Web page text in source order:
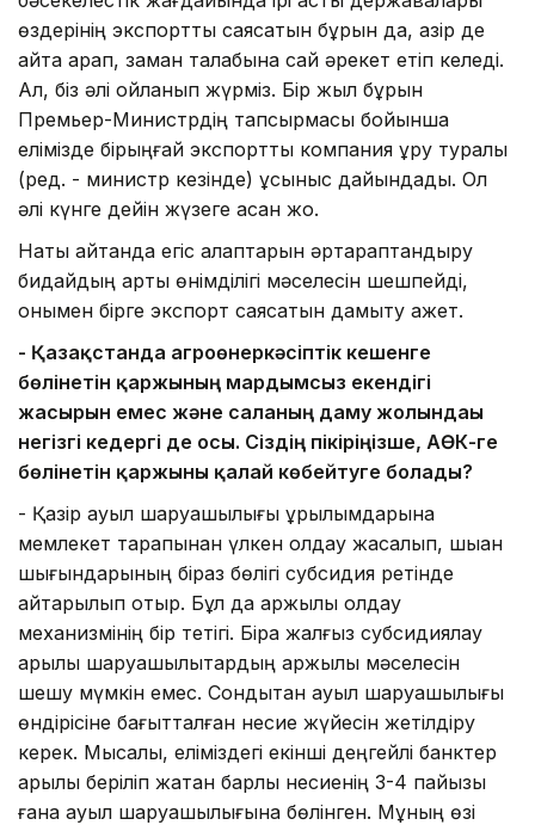
өздерінің экспорттық саясатын бұрын да, қазір де
қайта қарап, заман талабына сай әрекет етіп келеді.
Ал, біз әлі ойланып жүрміз. Бір жыл бұрын
Премьер-Министрдің тапсырмасы бойынша
елімізде бірыңғай экспорттық компания құру туралы
(ред. - министр кезінде) ұсыныс дайындадық. Ол
әлі күнге дейін жүзеге асқан жоқ.
Нақты айтқанда егіс алқаптарын әртараптандыру
бидайдың артық өнімділігі мәселесін шешпейді,
онымен бірге экспорт саясатын дамыту қажет.
- Қазақстанда агроөнеркәсіптік кешенге
бөлінетін қаржының мардымсыз екендігі
жасырын емес және саланың даму жолындағы
негізгі кедергі де осы. Сіздің пікіріңізше, АӨК-ге
бөлінетін қаржыны қалай көбейтуге болады?
- Қазір ауыл шаруашылығы құрылымдарына
мемлекет тарапынан үлкен қолдау жасалып, шыққан
шығындарының біраз бөлігі субсидия ретінде
қайтарылып отыр. Бұл да қаржылық қолдау
механизмінің бір тетігі. Бірақ жалғыз субсидиялау
арқылы шаруашылықтардың қаржылық мәселесін
шешу мүмкін емес. Сондықтан ауыл шаруашылығы
өндірісіне бағытталған несие жүйесін жетілдіру
керек. Мысалы, еліміздегі екінші деңгейлі банктер
арқылы беріліп жатқан барлық несиенің 3-4 пайызы
ғана ауыл шаруашылығына бөлінген. Мұның өзі